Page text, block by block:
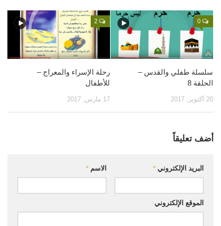
ركن الأطفال
مكتبة الالعاب
قصص
صور
أخرى
0
سلسلة طفلي والقدس –
الحلقة 8
20 أكتوبر, 2017
2
رحلة الإسراء والمعراج –
للأطفال
17 مارس, 2017
أضف تعليقاً
الاسم * البريد الإلكتروني *
الموقع الإلكتروني